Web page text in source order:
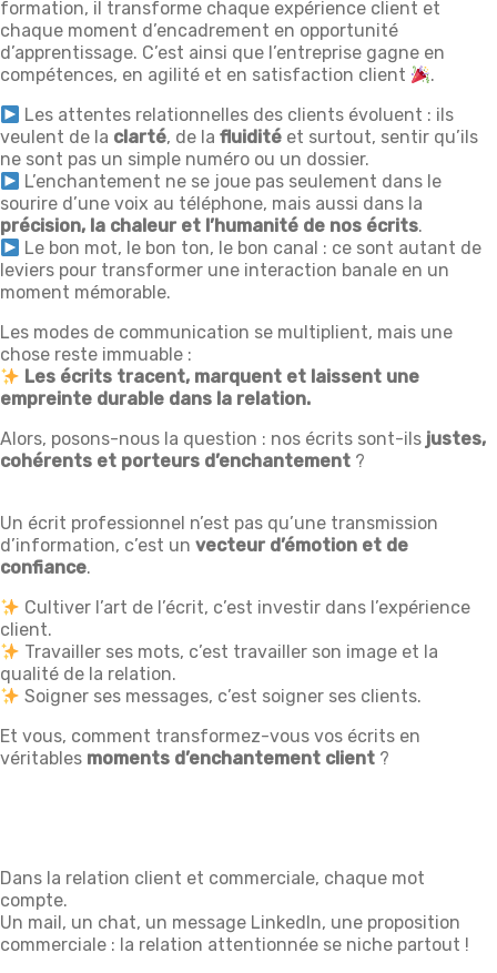
formation, il transforme chaque expérience client et
chaque moment d’encadrement en opportunité
d’apprentissage. C’est ainsi que l’entreprise gagne en
compétences, en agilité et en satisfaction client
.
Les attentes relationnelles des clients évoluent : ils
veulent de la clarté, de la fluidité et surtout, sentir qu’ils
ne sont pas un simple numéro ou un dossier.
L’enchantement ne se joue pas seulement dans le
sourire d’une voix au téléphone, mais aussi dans la
précision, la chaleur et l’humanité de nos écrits.
Le bon mot, le bon ton, le bon canal : ce sont autant de
leviers pour transformer une interaction banale en un
moment mémorable.
Les modes de communication se multiplient, mais une
chose reste immuable :
Les écrits tracent, marquent et laissent une
empreinte durable dans la relation.
Alors, posons-nous la question : nos écrits sont-ils justes,
cohérents et porteurs d’enchantement ?
Un écrit professionnel n’est pas qu’une transmission
d’information, c’est un vecteur d’émotion et de
confiance.
Cultiver l’art de l’écrit, c’est investir dans l’expérience
client.
Travailler ses mots, c’est travailler son image et la
qualité de la relation.
Soigner ses messages, c’est soigner ses clients.
Et vous, comment transformez-vous vos écrits en
véritables moments d’enchantement client ?
Dans la relation client et commerciale, chaque mot
compte.
Un mail, un chat, un message LinkedIn, une proposition
commerciale : la relation attentionnée se niche partout !